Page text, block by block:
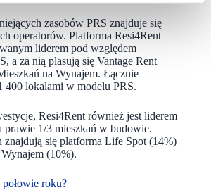
zasobów PRS znajduje się
operatorów. Platforma Resi4Rent
liderem pod względem
a za nią plasują się Vantage Rent
na Wynajem. Łącznie
400 lokalami w modelu PRS.
Resi4Rent również jest liderem
prawie 1/3 mieszkań w budowie.
znajdują się platforma Life Spot (14%)
(10%).
roku?